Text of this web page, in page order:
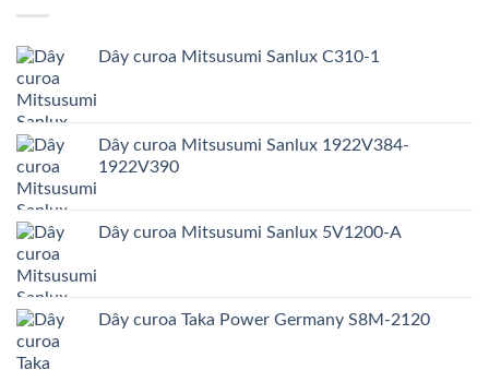
Dây curoa Mitsusumi Sanlux C310-1
Dây curoa Mitsusumi Sanlux 1922V384-
1922V390
Dây curoa Mitsusumi Sanlux 5V1200-A
Dây curoa Taka Power Germany S8M-2120